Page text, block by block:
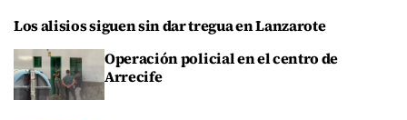
Los alisios siguen sin dar tregua en Lanzarote
Operación policial en el centro de
Arrecife